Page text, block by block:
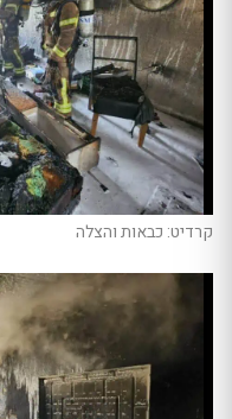
קרדיט: כבאות והצלה